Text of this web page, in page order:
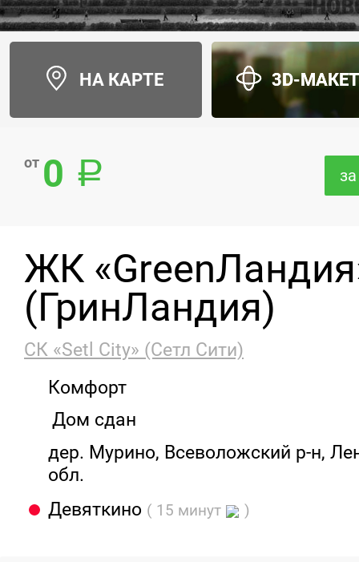
НА КАРТЕ 3D-
от 0
ЖК
(ГринЛандия)
СК «Setl City» (Сетл Сити)
Комфорт
Дом сдан
дер. Мурино, Всеволожский р-н,
обл.
Девяткино ( 15 минут )